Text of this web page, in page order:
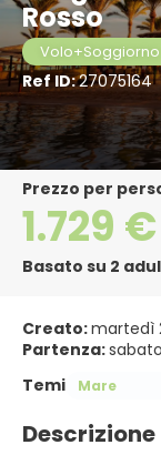
Rosso
Volo+Soggiorno
Ref ID:27075164
Prezzo per
1.729 €
Basato su 2
Creato:martedì
Partenza:
Temi
Mare
Descrizione